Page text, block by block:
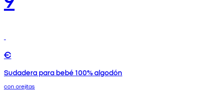
€
Sudadera para bebé 100% algodón
con orejitas